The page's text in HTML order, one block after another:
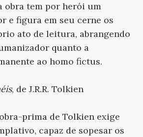
obra tem por herói um
e figura em seu cerne os
ato de leitura, abrangendo
quanto a
ao homo fictus.
, de J.R.R. Tolkien
prima de Tolkien exige
capaz de sopesar os